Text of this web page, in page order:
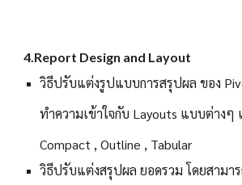
4.Report Design and Layout
วิธีปรับแต่งรูปแบบการสรุปผล ของ
ทำความเข้าใจกับ Layouts แบบต่างๆ
Compact , Outline , Tabular
วิธีปรับแต่งสรุปผล ยอดรวม โดยสามาร